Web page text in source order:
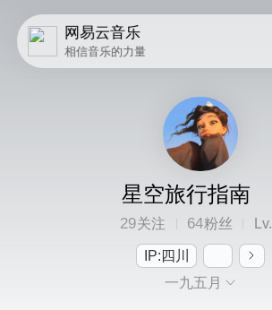
网易云音乐
相信音乐的力量
星空旅行指南
29关注 64粉丝 Lv.
IP:四川
一九五月